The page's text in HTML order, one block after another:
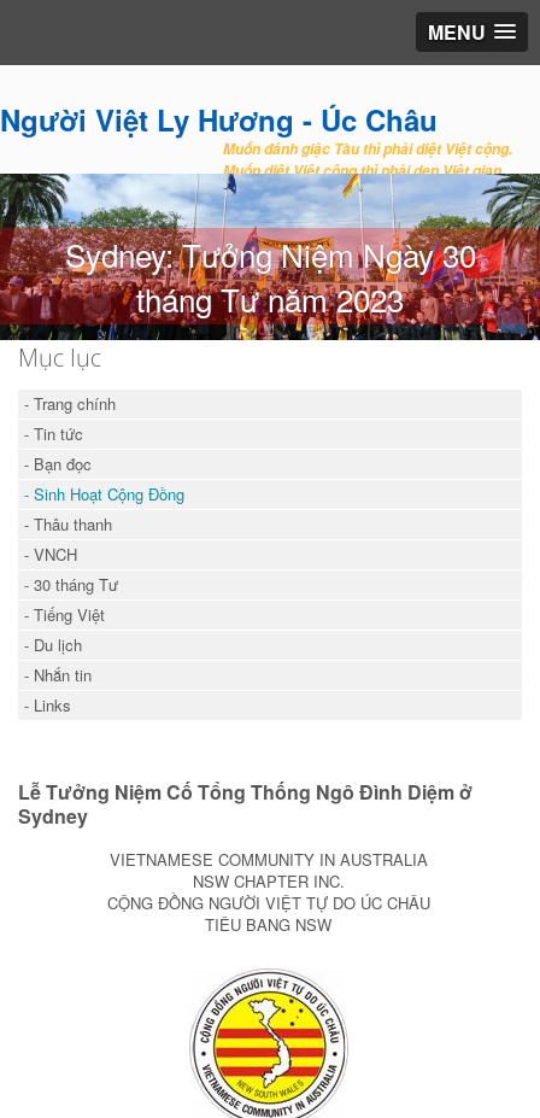
MENU
Người Việt Ly Hương - Úc Châu
Muốn đánh giặc Tàu thì phải diệt Việt cộng.
Muốn diệt Việt cộng thì phải dẹp Việt gian.
Sydney: Tưởng Niệm Ngày 30
tháng Tư năm 2023
Mục lục
- Trang chính
- Tin tức
- Bạn đọc
- Sinh Hoạt Cộng Đồng
- Thâu thanh
- VNCH
- 30 tháng Tư
- Tiếng Việt
- Du lịch
- Nhắn tin
- Links
Lễ Tưởng Niệm Cố Tổng Thống Ngô Đình Diệm ở
Sydney
VIETNAMESE COMMUNITY IN AUSTRALIA
NSW CHAPTER INC.
CỘNG ĐỒNG NGƯỜI VIỆT TỰ DO ÚC CHÂU
TIÊU BANG NSW